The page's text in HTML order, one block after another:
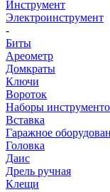
Инструмент
Электроинструмент
-
Биты
Ареометр
Домкраты
Ключи
Вороток
Наборы
Вставка
Гаражное
Головка
Даис
Дрель ручная
Клещи